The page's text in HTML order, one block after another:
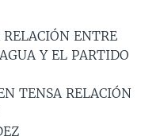
ENTRE
Y EL PARTIDO
TENSA RELACIÓN